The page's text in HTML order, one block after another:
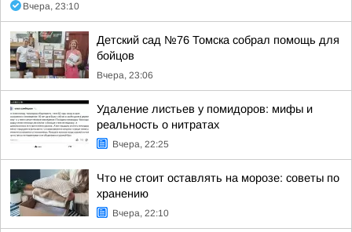
Вчера, 23:10
Детский сад №76 Томска собрал помощь для
бойцов
Вчера, 23:06
Удаление листьев у помидоров: мифы и
реальность о нитратах
Вчера, 22:25
Что не стоит оставлять на морозе: советы по
хранению
Вчера, 22:10